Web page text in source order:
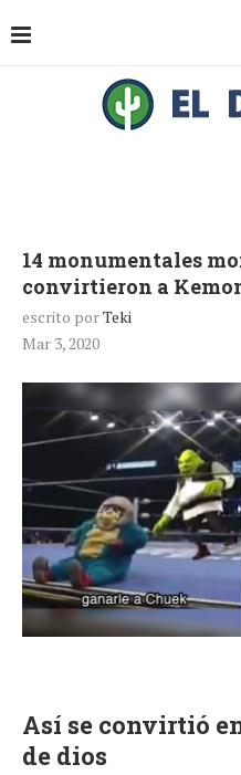
14 monumentales
convirtieron a
escrito porTeki
Mar 3, 2020
Así se convirtió
de dios